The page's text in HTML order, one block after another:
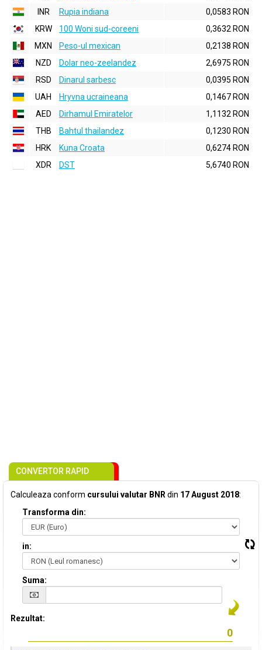
INR
Rupia indiana
0,0583 RON
KRW
100 Woni sud-coreeni
0,3632 RON
MXN
Peso-ul mexican
0,2138 RON
NZD
Dolar neo-zeelandez
2,6975 RON
RSD
Dinarul sarbesc
0,0395 RON
UAH
Hryvna ucraineana
0,1467 RON
AED
Dirhamul Emiratelor
1,1132 RON
THB
Bahtul thailandez
0,1230 RON
HRK
Kuna Croata
0,6274 RON
XDR
DST 5,6740 RON
CONVERTOR RAPID
Calculeaza conform cursului valutar BNR din 17 August 2018:
Transforma din:
in:
Suma:
Rezultat: